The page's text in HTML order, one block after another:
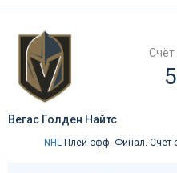
Счёт
Вегас Голден Найтс
NHL Плей-офф. Финал. Счет